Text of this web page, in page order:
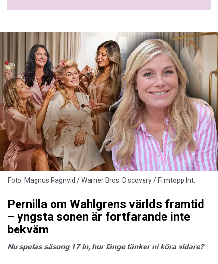
Foto: Magnus Ragnvid / Warner Bros. Discovery / Filmtopp Int.
Pernilla om Wahlgrens världs framtid
– yngsta sonen är fortfarande inte
bekväm
Nu spelas säsong 17 in, hur länge tänker ni köra vidare?